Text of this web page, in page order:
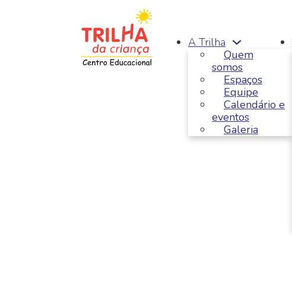
Saltar para o conteúdo principal
A Trilha
Quem
somos
Espaços
Equipe
Calendário e
eventos
Galeria